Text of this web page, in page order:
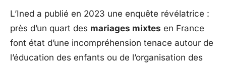
L’Ined a publié en 2023 une enquête révélatrice :
près d’un quart des mariages mixtes en France
font état d’une incompréhension tenace autour de
l’éducation des enfants ou de l’organisation des